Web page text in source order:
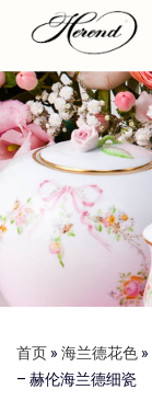
首页 » 海兰德花色 »
– 赫伦海兰德细瓷